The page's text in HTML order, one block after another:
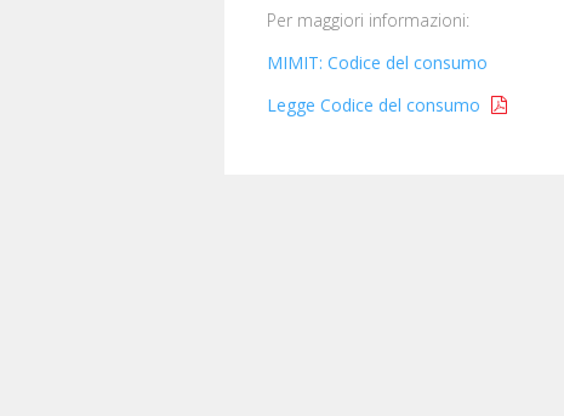
Per maggiori informazioni:
MIMIT: Codice del consumo
Legge Codice del consumo